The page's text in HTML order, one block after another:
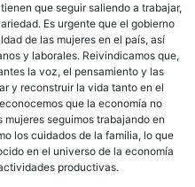
que seguir saliendo a trabajar,
Es urgente que el gobierno
de las mujeres en el país, así
y laborales. Reivindicamos que,
la voz, el pensamiento y las
y reconstruir la vida tanto en el
que la economía no
seguimos trabajando en
los cuidados de la familia, lo que
en el universo de la economía
productivas.